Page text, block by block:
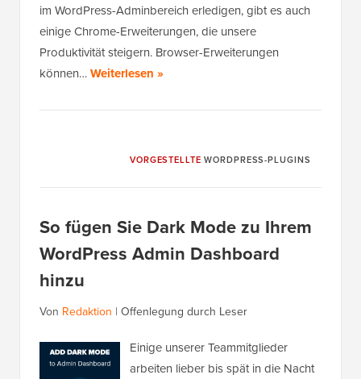
im WordPress-Adminbereich erledigen, gibt es auch
einige Chrome-Erweiterungen, die unsere
Produktivität steigern. Browser-Erweiterungen
können…Weiterlesen »
VORGESTELLTE WORDPRESS-PLUGINS
So fügen Sie Dark Mode zu Ihrem
WordPress Admin Dashboard
hinzu
Von Redaktion | Offenlegung durch Leser
Einige unserer Teammitglieder
arbeiten lieber bis spät in die Nacht